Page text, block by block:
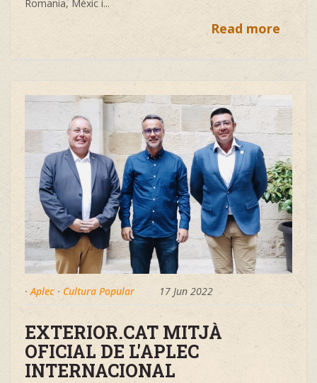
Romania, Mèxic i...
Read more
· Aplec · Cultura Popular 17 Jun 2022
EXTERIOR.CAT MITJÀ
OFICIAL DE L'APLEC
INTERNACIONAL